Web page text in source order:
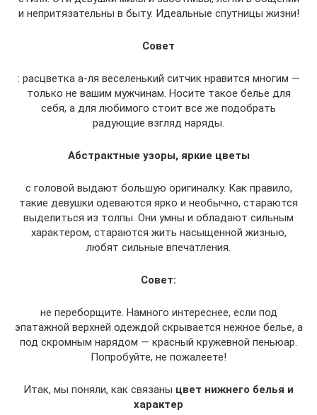
и непритязательны в быту. Идеальные спутницы жизни!
Совет
: расцветка а-ля веселенький ситчик нравится многим —
только не вашим мужчинам. Носите такое белье для
себя, а для любимого стоит все же подобрать
радующие взгляд наряды.
Абстрактные узоры, яркие цветы
с головой выдают большую оригиналку. Как правило,
такие девушки одеваются ярко и необычно, стараются
выделиться из толпы. Они умны и обладают сильным
характером, стараются жить насыщенной жизнью,
любят сильные впечатления.
Совет:
не переборщите. Намного интереснее, если под
эпатажной верхней одеждой скрывается нежное белье, а
под скромным нарядом — красный кружевной пеньюар.
Попробуйте, не пожалеете!
Итак, мы поняли, как связаны цвет нижнего белья и
характер